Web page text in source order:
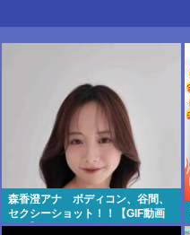
森香澄アナ ボディコン、谷間、
セクシーショット！！【GIF動画
あり】